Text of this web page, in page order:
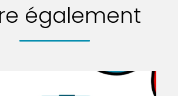
également